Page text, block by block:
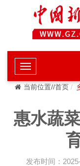
当前位置//首页
惠水蔬
发布时间：